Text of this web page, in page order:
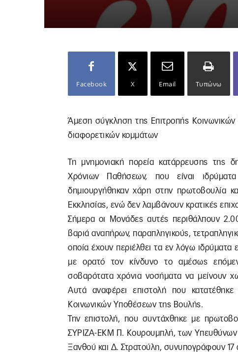
Facebook X Email Τυπώνω
Άμεση σύγκληση της Επιτροπής
διαφορετικών κομμάτων
Τη μνημονιακή πορεία κατάρρευσης της
Χρόνιων Παθήσεων, που είναι
δημιουργήθηκαν χάρη στην πρωτοβουλία
Εκκλησίας, ενώ δεν λαμβάνουν κρατικές
Σήμερα οι Μονάδες αυτές περιθάλπουν
βαριά αναπήρων, παραπληγικούς,
οποία έχουν περιέλθει τα εν λόγω ιδρύματα
με ορατό τον κίνδυνο το αμέσως
σοβαρότατα χρόνια νοσήματα να μείνουν
Αυτά αναφέρει επιστολή που
Κοινωνικών Υποθέσεων της Βουλής.
Την επιστολή, που συντάχθηκε με
ΣΥΡΙΖΑ-ΕΚΜ Π. Κουρουμπλή, των Υπευθύνων
Ξανθού και Δ. Στρατούλη, συνυπογράφουν 17